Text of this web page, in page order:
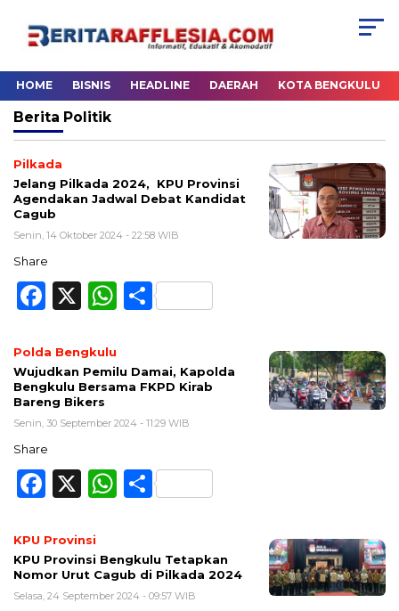
HOME BISNIS HEADLINE DAERAH KOTA BENGKULU
Berita Politik
Pilkada
Jelang Pilkada 2024, KPU Provinsi
Agendakan Jadwal Debat Kandidat
Cagub
Senin, 14 Oktober 2024 - 22:58 WIB
Share
Facebook
X WhatsApp
Share
Polda Bengkulu
Wujudkan Pemilu Damai, Kapolda
Bengkulu Bersama FKPD Kirab
Bareng Bikers
Senin, 30 September 2024 - 11:29 WIB
Share
Facebook
X WhatsApp
Share
KPU Provinsi
KPU Provinsi Bengkulu Tetapkan
Nomor Urut Cagub di Pilkada 2024
Selasa, 24 September 2024 - 09:57 WIB